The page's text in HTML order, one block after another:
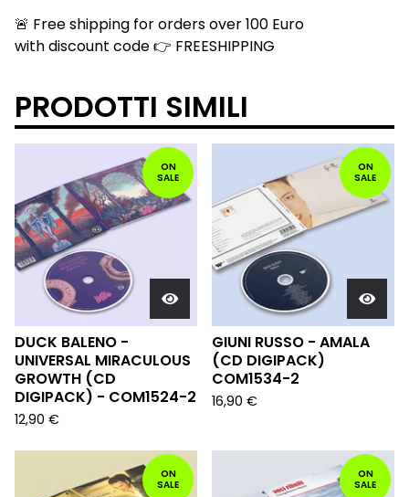
🚨 Free shipping for orders over 100 Euro
with discount code 👉 FREESHIPPING
PRODOTTI SIMILI
ON
SALE
DUCK BALENO -
UNIVERSAL MIRACULOUS
GROWTH (CD
DIGIPACK) - COM1524-2
12,90 €
ON
SALE
GIUNI RUSSO - AMALA
(CD DIGIPACK)
COM1534-2
16,90 €
ON
SALE
ON
SALE